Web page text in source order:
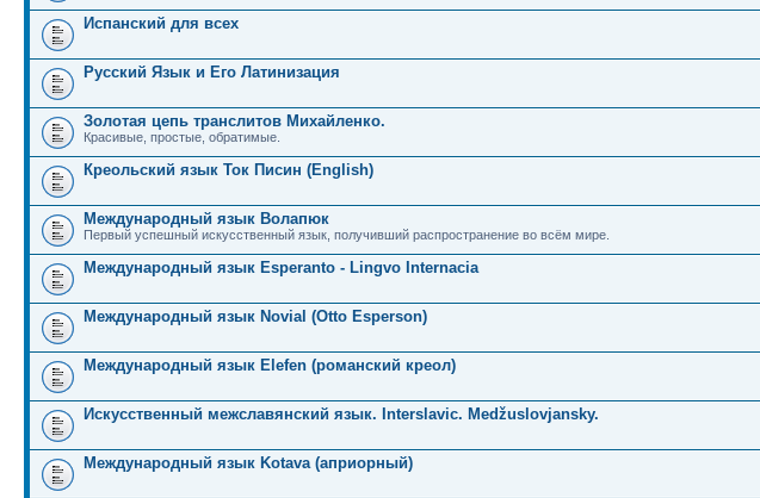
Испанский для всех
Русский Язык и Его Латинизация
Золотая цепь транслитов Михайленко.
Красивые, простые, обратимые.
Креольский язык Ток Писин (English)
Международный язык Волапюк
Первый успешный искусственный язык, получивший распространение во всём мире.
Международный язык Esperanto - Lingvo Internacia
Международный язык Novial (Otto Esperson)
Международный язык Elefen (романский креол)
Искусственный межславянский язык. Interslavic. Medžuslovjansky.
Международный язык Kotava (априорный)